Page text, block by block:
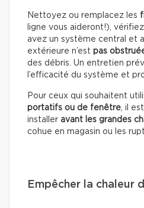
Nettoyez ou remplacez les
ligne vous aideront!),
avez un système central et
extérieure n’est pas
des débris. Un entretien
l’efficacité du système et
Pour ceux qui souhaitent
portatifs ou de fenêtre, il
installer avant les grandes
cohue en magasin ou les
Empêcher la chaleur